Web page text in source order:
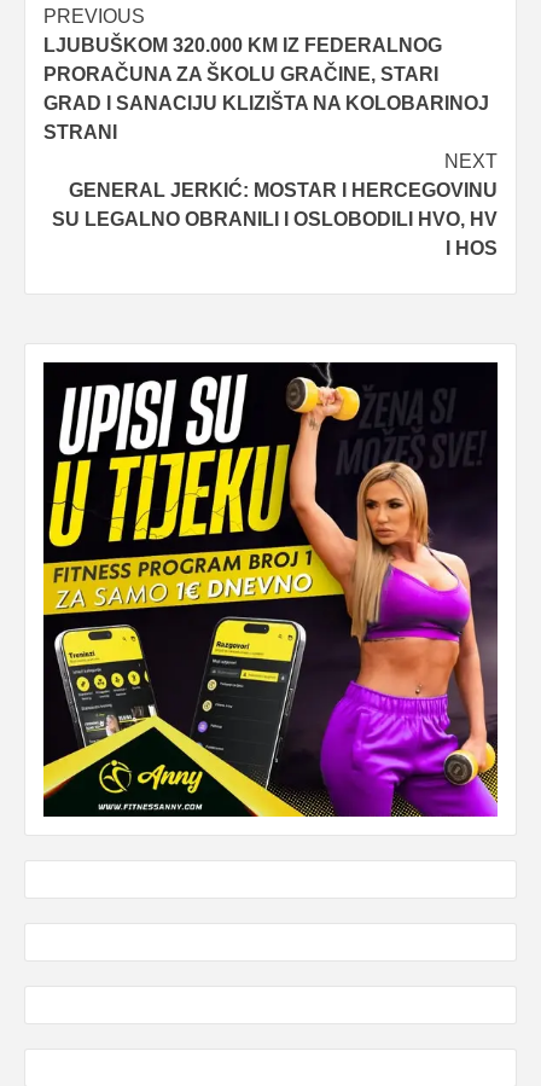
Post
navigation
PREVIOUS
LJUBUŠKOM 320.000 KM IZ FEDERALNOG
PRORAČUNA ZA ŠKOLU GRAČINE, STARI
GRAD I SANACIJU KLIZIŠTA NA KOLOBARINOJ
STRANI
NEXT
GENERAL JERKIĆ: MOSTAR I HERCEGOVINU
SU LEGALNO OBRANILI I OSLOBODILI HVO, HV
I HOS